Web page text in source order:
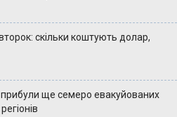
скільки коштують долар,
прибули ще семеро евакуйованих